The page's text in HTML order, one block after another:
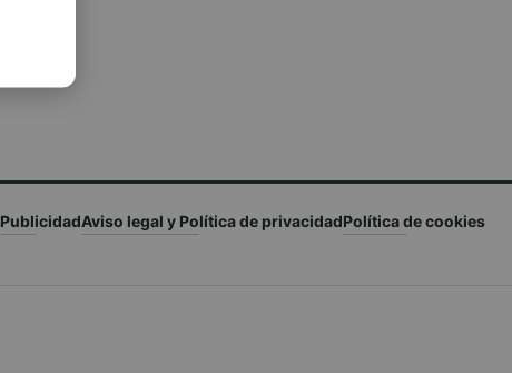
PublicidadAviso legal y Política de privacidadPolítica de cookies